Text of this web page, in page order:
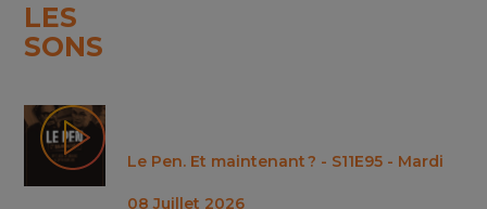
LES
SONS
Le Pen. Et maintenant ? - S11E95 - Mardi
08 Juillet 2026